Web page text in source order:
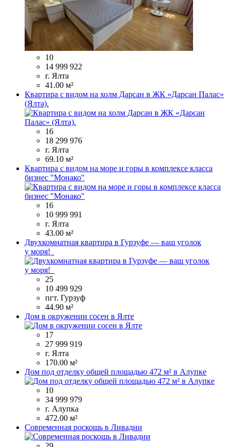
10
14 999 922
г. Ялта
41.00 м²
Квартира с видом на холм Дарсан в ЖК «Дарсан Палас»
(Ялта).
16
18 299 976
г. Ялта
69.10 м²
Квартира с видом на море и горы в комплексе класса
бизнес "Монако"
16
10 999 991
г. Ялта
43.00 м²
Двухкомнатная квартира в Гурзуфе — ваш уголок
у моря!
25
10 499 929
пгт. Гурзуф
44.90 м²
Дом в окружении сосен в Ялте
17
27 999 919
г. Ялта
170.00 м²
Дом под отделку общей площадью 472 м² в Алупке
10
34 999 979
г. Алупка
472.00 м²
Современная роскошь в Ливадии